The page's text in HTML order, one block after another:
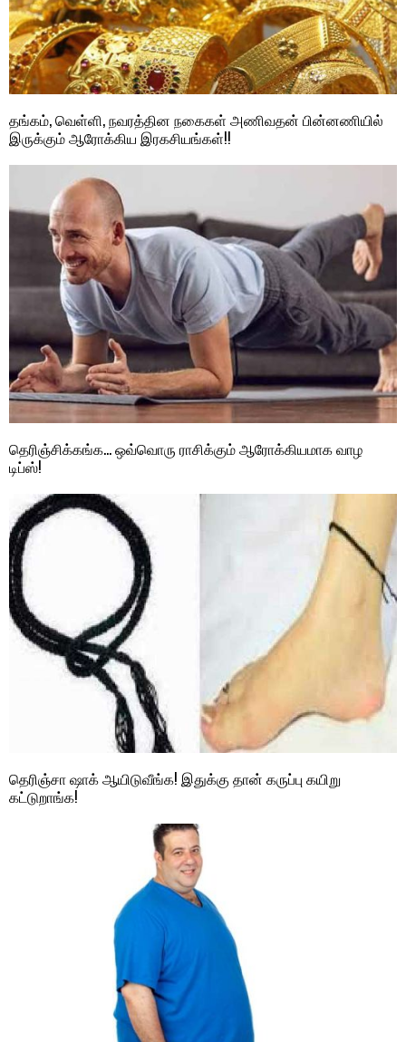
தங்கம், வெள்ளி, நவரத்தின நகைகள் அணிவதன் பின்னணியில்
இருக்கும் ஆரோக்கிய இரகசியங்கள்!!
தெரிஞ்சிக்கங்க… ஒவ்வொரு ராசிக்கும் ஆரோக்கியமாக வாழ
டிப்ஸ்!
தெரிஞ்சா ஷாக் ஆயிடுவீங்க! இதுக்கு தான் கருப்பு கயிறு
கட்டுறாங்க!